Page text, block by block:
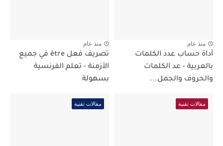
منذ عام
أداة حساب عدد الكلمات
بالعربية - عد الكلمات
والحروف والجمل...
منذ عام
تصريف فعل être في جميع
الأزمنة - تعلم الفرنسية
بسهولة
مقالات تقنية مقالات تقنية